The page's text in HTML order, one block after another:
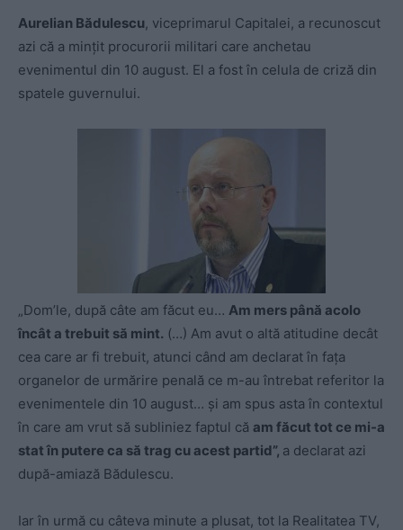
Aurelian Bădulescu, viceprimarul Capitalei, a recunoscut
azi că a minţit procurorii militari care anchetau
evenimentul din 10 august. El a fost în celula de criză din
spatele guvernului.
„Dom’le, după câte am făcut eu… Am mers până acolo
încât a trebuit să mint. (…) Am avut o altă atitudine decât
cea care ar fi trebuit, atunci când am declarat în fața
organelor de urmărire penală ce m-au întrebat referitor la
evenimentele din 10 august… și am spus asta în contextul
în care am vrut să subliniez faptul că am făcut tot ce mi-a
stat în putere ca să trag cu acest partid”, a declarat azi
după-amiază Bădulescu.
Iar în urmă cu câteva minute a plusat, tot la Realitatea TV,